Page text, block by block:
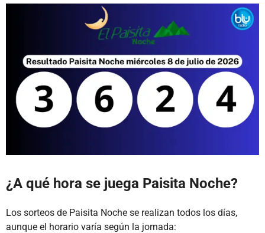
¿A qué hora se juega Paisita Noche?
Los sorteos de Paisita Noche se realizan todos los días,
aunque el horario varía según la jornada: